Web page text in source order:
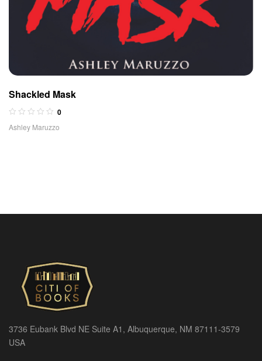
Shackled Mask
0
Ashley Maruzzo
3736 Eubank Blvd NE Suite A1, Albuquerque, NM 87111-3579
USA